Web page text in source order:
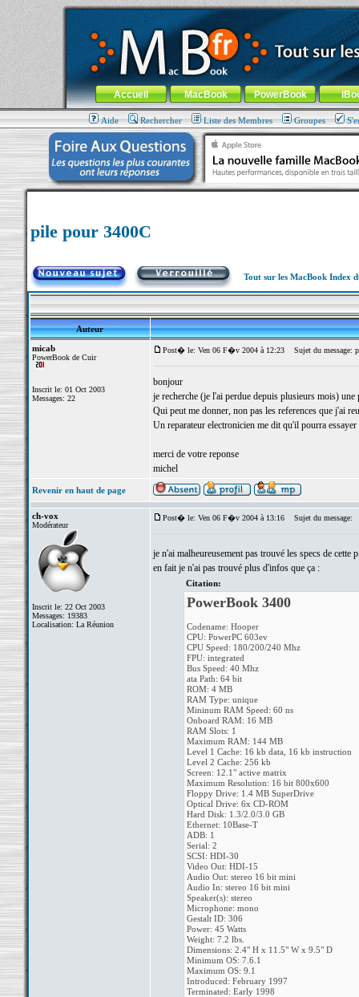
MacBook-fr.com : 100% Apple... 100% nomade !
Aller au contenu-Aller au menu général-Aller au menu de
Menu général
Accueil MacBook PowerBook
Aide Rechercher Liste des Membres Groupes
pile pour 3400C
Tout sur les MacBook Index
Auteur
micab
PowerBook de Cuir
Inscrit le: 01 Oct 2003
Messages: 22
Post� le: Ven 06 F�v 2004 à 12:23 Sujet du message:
bonjour
je recherche (je l'ai perdue depuis plusieurs mois)
Qui peut me donner, non pas les references que j'ai
Un reparateur electronicien me dit qu'il pourra
merci de votre reponse
michel
Revenir en haut de page
ch-vox
Modérateur
Inscrit le: 22 Oct 2003
Messages: 19383
Localisation: La Réunion
Post� le: Ven 06 F�v 2004 à 13:16 Sujet du message:
je n'ai malheureusement pas trouvé les specs de cette
en fait je n'ai pas trouvé plus d'infos que ça :
Citation:
PowerBook 3400
Codename: Hooper
CPU: PowerPC 603ev
CPU Speed: 180/200/240 Mhz
FPU: integrated
Bus Speed: 40 Mhz
ata Path: 64 bit
ROM: 4 MB
RAM Type: unique
Mininum RAM Speed: 60 ns
Onboard RAM: 16 MB
RAM Slots: 1
Maximum RAM: 144 MB
Level 1 Cache: 16 kb data, 16 kb instruction
Level 2 Cache: 256 kb
Screen: 12.1" active matrix
Maximum Resolution: 16 bit 800x600
Floppy Drive: 1.4 MB SuperDrive
Optical Drive: 6x CD-ROM
Hard Disk: 1.3/2.0/3.0 GB
Ethernet: 10Base-T
ADB: 1
Serial: 2
SCSI: HDI-30
Video Out: HDI-15
Audio Out: stereo 16 bit mini
Audio In: stereo 16 bit mini
Speaker(s): stereo
Microphone: mono
Gestalt ID: 306
Power: 45 Watts
Weight: 7.2 lbs.
Dimensions: 2.4" H x 11.5" W x 9.5" D
Minimum OS: 7.6.1
Maximum OS: 9.1
Introduced: February 1997
Terminated: Early 1998